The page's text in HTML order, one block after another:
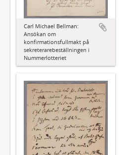
Carl Michael Bellman:
Ansökan om
konfirmationsfullmakt på
sekreterarebeställningen i
Nummerlotteriet